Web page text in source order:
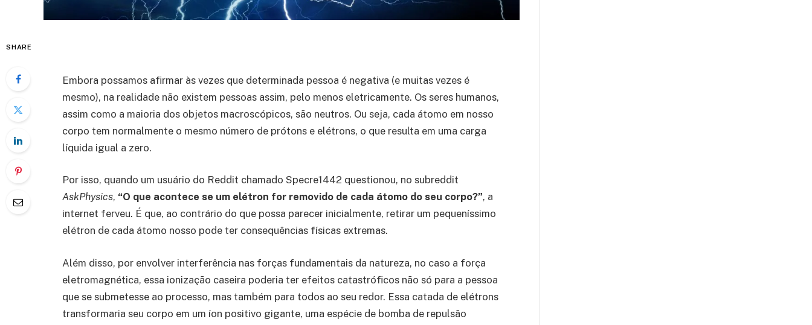
SHARE
Embora possamos afirmar às vezes que determinada pessoa é negativa (e muitas vezes é
mesmo), na realidade não existem pessoas assim, pelo menos eletricamente. Os seres humanos,
assim como a maioria dos objetos macroscópicos, são neutros. Ou seja, cada átomo em nosso
corpo tem normalmente o mesmo número de prótons e elétrons, o que resulta em uma carga
líquida igual a zero.
Por isso, quando um usuário do Reddit chamado Specre1442 questionou, no subreddit
AskPhysics, “O que acontece se um elétron for removido de cada átomo do seu corpo?”, a
internet ferveu. É que, ao contrário do que possa parecer inicialmente, retirar um pequeníssimo
elétron de cada átomo nosso pode ter consequências físicas extremas.
Além disso, por envolver interferência nas forças fundamentais da natureza, no caso a força
eletromagnética, essa ionização caseira poderia ter efeitos catastróficos não só para a pessoa
que se submetesse ao processo, mas também para todos ao seu redor. Essa catada de elétrons
transformaria seu corpo em um íon positivo gigante, uma espécie de bomba de repulsão